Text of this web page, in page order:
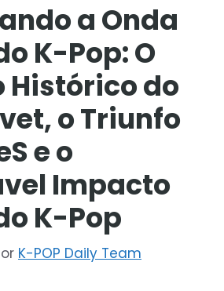
a Onda
K-Pop: O
Histórico do
o Triunfo
e o
Impacto
K-Pop
K-POP Daily Team